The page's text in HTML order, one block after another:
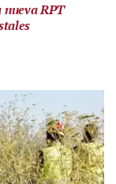
nueva RPT